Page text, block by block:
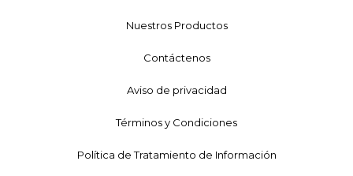
Nuestros Productos
Contáctenos
Aviso de privacidad
Términos y Condiciones
Política de Tratamiento de Información